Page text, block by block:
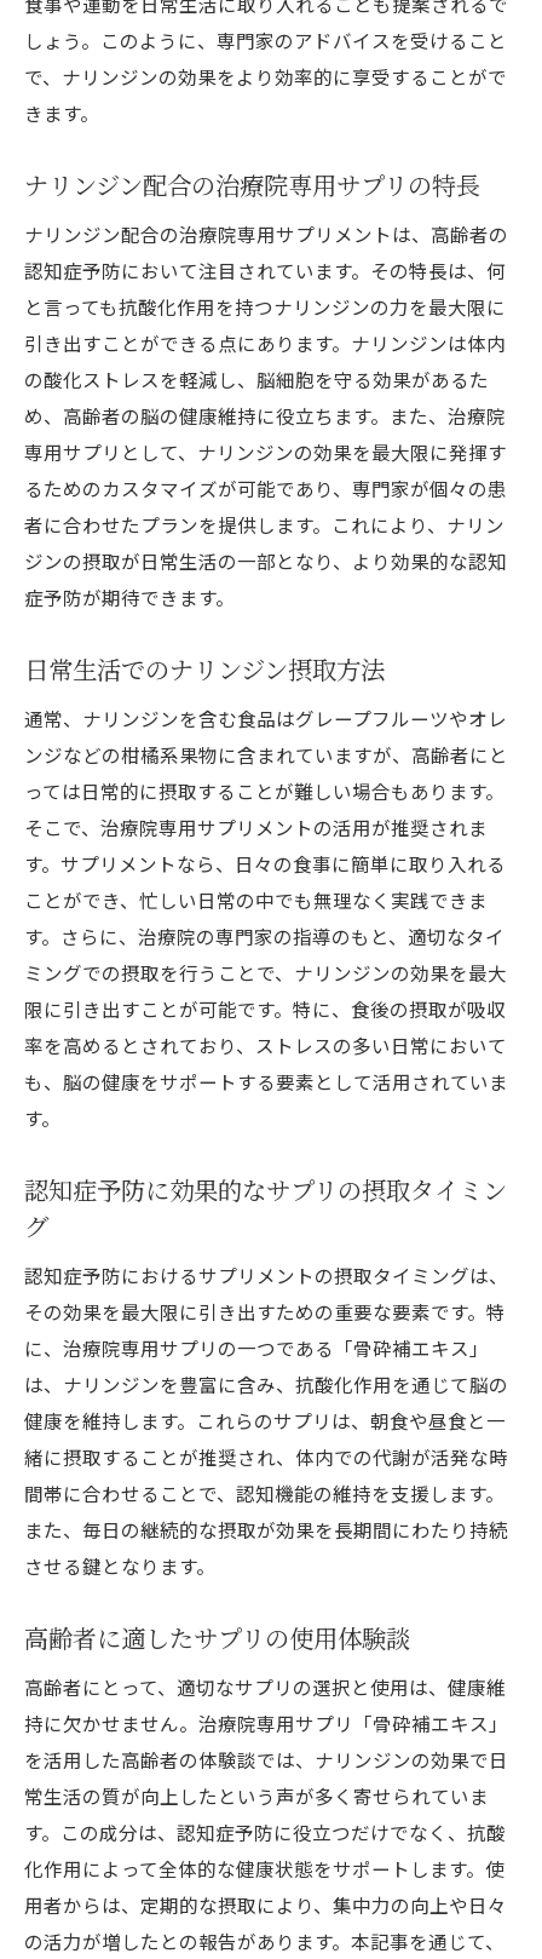
しょう。このように、専門家のアドバイスを受けること
で、ナリンジンの効果をより効率的に享受することがで
きます。
ナリンジン配合の治療院専用サプリの特長
ナリンジン配合の治療院専用サプリメントは、高齢者の
認知症予防において注目されています。その特長は、何
と言っても抗酸化作用を持つナリンジンの力を最大限に
引き出すことができる点にあります。ナリンジンは体内
の酸化ストレスを軽減し、脳細胞を守る効果があるた
め、高齢者の脳の健康維持に役立ちます。また、治療院
専用サプリとして、ナリンジンの効果を最大限に発揮す
るためのカスタマイズが可能であり、専門家が個々の患
者に合わせたプランを提供します。これにより、ナリン
ジンの摂取が日常生活の一部となり、より効果的な認知
症予防が期待できます。
日常生活でのナリンジン摂取方法
通常、ナリンジンを含む食品はグレープフルーツやオレ
ンジなどの柑橘系果物に含まれていますが、高齢者にと
っては日常的に摂取することが難しい場合もあります。
そこで、治療院専用サプリメントの活用が推奨されま
す。サプリメントなら、日々の食事に簡単に取り入れる
ことができ、忙しい日常の中でも無理なく実践できま
す。さらに、治療院の専門家の指導のもと、適切なタイ
ミングでの摂取を行うことで、ナリンジンの効果を最大
限に引き出すことが可能です。特に、食後の摂取が吸収
率を高めるとされており、ストレスの多い日常において
も、脳の健康をサポートする要素として活用されていま
す。
認知症予防に効果的なサプリの摂取タイミン
グ
認知症予防におけるサプリメントの摂取タイミングは、
その効果を最大限に引き出すための重要な要素です。特
に、治療院専用サプリの一つである「骨砕補エキス」
は、ナリンジンを豊富に含み、抗酸化作用を通じて脳の
健康を維持します。これらのサプリは、朝食や昼食と一
緒に摂取することが推奨され、体内での代謝が活発な時
間帯に合わせることで、認知機能の維持を支援します。
また、毎日の継続的な摂取が効果を長期間にわたり持続
させる鍵となります。
高齢者に適したサプリの使用体験談
高齢者にとって、適切なサプリの選択と使用は、健康維
持に欠かせません。治療院専用サプリ「骨砕補エキス」
を活用した高齢者の体験談では、ナリンジンの効果で日
常生活の質が向上したという声が多く寄せられていま
す。この成分は、認知症予防に役立つだけでなく、抗酸
化作用によって全体的な健康状態をサポートします。使
用者からは、定期的な摂取により、集中力の向上や日々
の活力が増したとの報告があります。本記事を通じて、